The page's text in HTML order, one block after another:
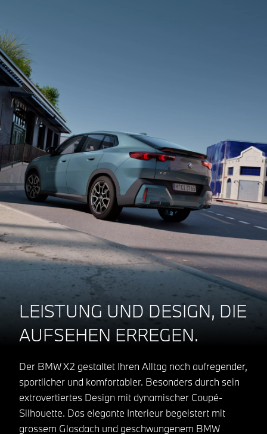
LEISTUNG UND DESIGN, DIE
AUFSEHEN ERREGEN.
Der BMW X2 gestaltet Ihren Alltag noch aufregender,
sportlicher und komfortabler. Besonders durch sein
extrovertiertes Design mit dynamischer Coupé-
Silhouette. Das elegante Interieur begeistert mit
grossem Glasdach und geschwungenem BMW